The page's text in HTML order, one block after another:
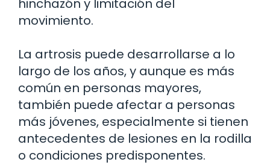
hinchazón y limitación del
movimiento.
La artrosis puede desarrollarse a lo
largo de los años, y aunque es más
común en personas mayores,
también puede afectar a personas
más jóvenes, especialmente si tienen
antecedentes de lesiones en la rodilla
o condiciones predisponentes.